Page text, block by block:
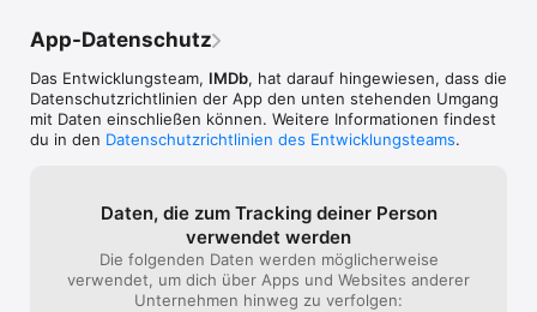
App-Datenschutz
Das Entwicklungsteam, IMDb, hat darauf hingewiesen, dass die
Datenschutz­richtlinien der App den unten stehenden Umgang
mit Daten einschließen können. Weitere Informationen findest
du in den Datenschutzrichtlinien des Entwicklungsteams.
Daten, die zum Tracking deiner Person
verwendet werden
Die folgenden Daten werden möglicherweise
verwendet, um dich über Apps und Websites anderer
Unternehmen hinweg zu verfolgen: